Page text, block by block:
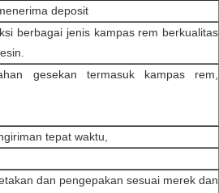
deposit
berbagai jenis kampas rem berkualitas
gesekan termasuk kampas rem,
tepat waktu,
dan pengepakan sesuai merek dan